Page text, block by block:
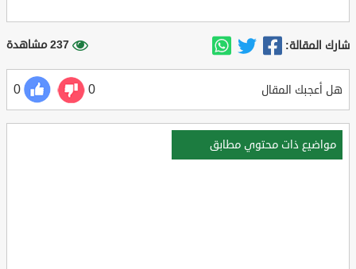
شارك المقالة: 237 مشاهدة
هل أعجبك المقال 0
0
مواضيع ذات محتوي مطابق